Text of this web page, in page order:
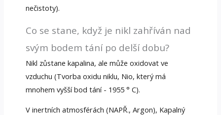
nečistoty).
Co se stane, když je nikl zahříván nad
svým bodem tání po delší dobu?
Nikl zůstane kapalina, ale může oxidovat ve
vzduchu (Tvorba oxidu niklu, Nio, který má
mnohem vyšší bod tání - 1955 ° C).
V inertních atmosférách (NAPŘ., Argon), Kapalný